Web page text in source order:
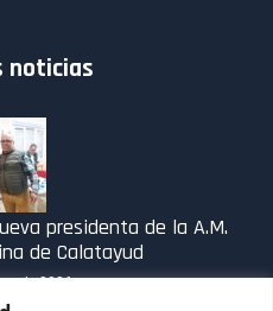
noticias
presidenta de la A.M.
de Calatayud
de 2026